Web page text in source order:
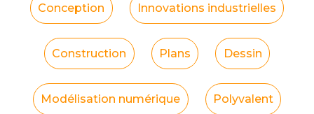
Conception Innovations industrielles
Construction Plans Dessin
Modélisation numérique Polyvalent